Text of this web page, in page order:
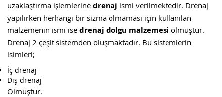
uzaklaştırma işlemlerine drenaj ismi verilmektedir. Drenaj
yapılırken herhangi bir sızma olmaması için kullanılan
malzemenin ismi ise drenaj dolgu malzemesi olmuştur.
Drenaj 2 çeşit sistemden oluşmaktadır. Bu sistemlerin
isimleri;
İç drenaj
Dış drenaj
Olmuştur.